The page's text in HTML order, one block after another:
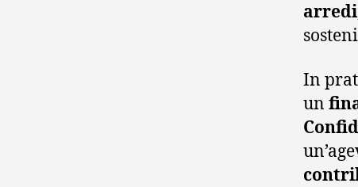
arredi
In
un